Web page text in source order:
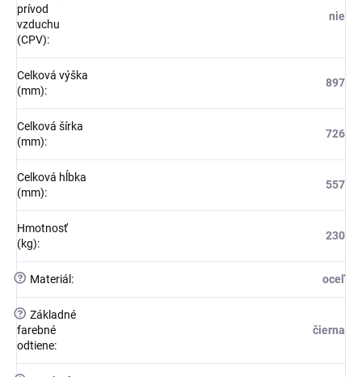
prívod
vzduchu
(CPV):
nie
Celková výška
(mm):
897
Celková šírka
(mm):
726
Celková hĺbka
(mm):
557
Hmotnosť
(kg):
230
? Materiál : oceľ
? Základné
farebné
odtiene:
čierna